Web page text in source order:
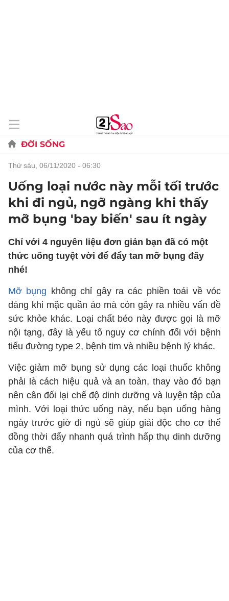
ĐỜI SỐNG
thứ sáu, 06/11/2020 - 06:30
Uống loại nước này mỗi tối trước
khi đi ngủ, ngỡ ngàng khi thấy
mỡ bụng 'bay biến' sau ít ngày
Chỉ với 4 nguyên liệu đơn giản bạn đã có một
thức uống tuyệt vời để đẩy tan mỡ bụng đấy
nhé!
Mỡ bụng không chỉ gây ra các phiền toái về vóc
dáng khi mặc quần áo mà còn gây ra nhiều vấn đề
sức khỏe khác. Loại chất béo này được gọi là mỡ
nội tạng, đây là yếu tố nguy cơ chính đối với bệnh
tiểu đường type 2, bệnh tim và nhiều bệnh lý khác.
Việc giảm mỡ bụng sử dụng các loại thuốc không
phải là cách hiệu quả và an toàn, thay vào đó bạn
nên cân đối lại chế độ dinh dưỡng và luyện tập của
mình. Với loại thức uống này, nếu bạn uống hàng
ngày trước giờ đi ngủ sẽ giúp giải độc cho cơ thể
đồng thời đẩy nhanh quá trình hấp thụ dinh dưỡng
của cơ thể.